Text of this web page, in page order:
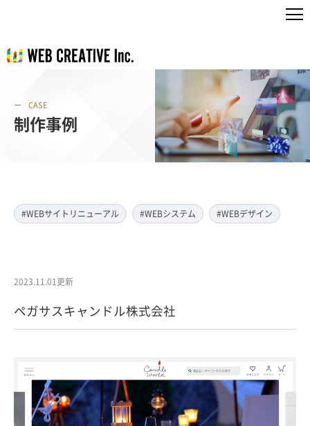
CASE
制作事例
#WEBサイトリニューアル #WEBシステム #WEBデザイン
2023.11.01更新
ペガサスキャンドル株式会社